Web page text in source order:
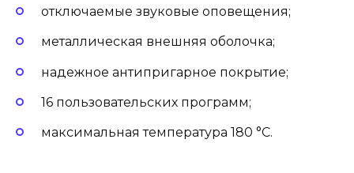
отключаемые звуковые оповещения;
металлическая внешняя оболочка;
надежное антипригарное покрытие;
16 пользовательских программ;
максимальная температура 180 °C.